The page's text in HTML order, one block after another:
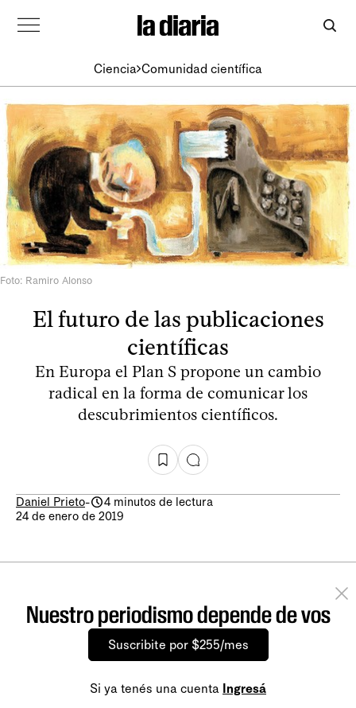
Ciencia Comunidad científica
Foto: Ramiro Alonso
El futuro de las publicaciones
científicas
En Europa el Plan S propone un cambio
radical en la forma de comunicar los
descubrimientos científicos.
Daniel Prieto-
4 minutos de lectura
24 de enero de 2019
Nuestro periodismo depende de vos
Suscribite por $255/mes
Si ya tenés una cuenta Ingresá